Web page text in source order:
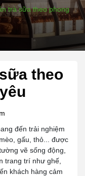
trà sữa theo phong
theo
đến trải nghiệm
gấu, thỏ... được
vẽ sống động,
trang trí như ghế,
khách hàng cảm